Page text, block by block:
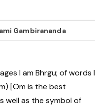
Gambirananda
I am Bhrgu; of words I
[Om is the best
well as the symbol of